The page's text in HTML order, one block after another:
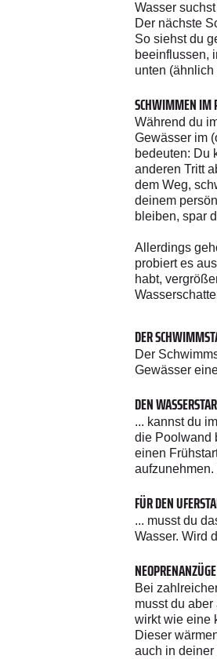
Wasser
Der nächste
So siehst du
beeinflussen,
unten
SCHWIMMEN IM
Während du
Gewässer im
bedeuten: Du
anderen Tritt
dem Weg,
deinem
bleiben, spar
Allerdings
probiert es
habt,
DER
Der
Gewässer
DEN
... kannst du
die Poolwand
einen
FÜR DEN
... musst du
Wasser. Wird
NEOPRENANZÜGE
Bei
musst du
wirkt wie eine
Dieser
auch in